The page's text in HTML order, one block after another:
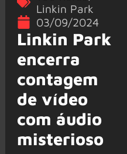
Linkin Park
03/09/2024
Linkin Park
encerra
contagem
de vídeo
com áudio
misterioso